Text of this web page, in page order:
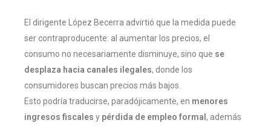
El dirigente López Becerra advirtió que la medida puede
ser contraproducente: al aumentar los precios, el
consumo no necesariamente disminuye, sino que se
desplaza hacia canales ilegales, donde los
consumidores buscan precios más bajos.
Esto podría traducirse, paradójicamente, en menores
ingresos fiscales y pérdida de empleo formal, además